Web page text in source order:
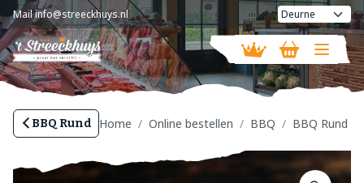
Mailinfo@streeckhuys.nl
Vandaag gesloten
BBQ Rund Home Online bestellen BBQ BBQ Rund